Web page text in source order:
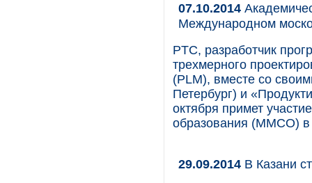
07.10.2014
Международном
PTC, разработчик
трехмерного
(PLM), вместе со
Петербург) и
октября примет
образования (ММСО) в
29.09.2014 В Казани